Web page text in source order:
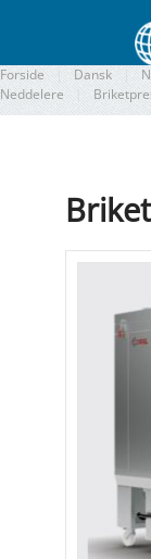
Gå til
Forside Dansk
Neddelere